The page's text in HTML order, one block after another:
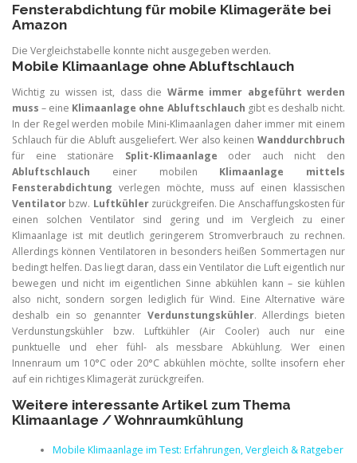
Fensterabdichtung für mobile Klimageräte bei
Amazon
Die Vergleichstabelle konnte nicht ausgegeben werden.
Mobile Klimaanlage ohne Abluftschlauch
Wichtig zu wissen ist, dass die Wärme immer abgeführt werden
muss – eine Klimaanlage ohne Abluftschlauch gibt es deshalb nicht.
In der Regel werden mobile Mini-Klimaanlagen daher immer mit einem
Schlauch für die Abluft ausgeliefert. Wer also keinen Wanddurchbruch
für eine stationäre Split-Klimaanlage oder auch nicht den
Abluftschlauch einer mobilen Klimaanlage mittels
Fensterabdichtung verlegen möchte, muss auf einen klassischen
Ventilator bzw. Luftkühlerzurückgreifen. Die Anschaffungskosten für
einen solchen Ventilator sind gering und im Vergleich zu einer
Klimaanlage ist mit deutlich geringerem Stromverbrauch zu rechnen.
Allerdings können Ventilatoren in besonders heißen Sommertagen nur
bedingt helfen. Das liegt daran, dass ein Ventilator die Luft eigentlich nur
bewegen und nicht im eigentlichen Sinne abkühlen kann – sie kühlen
also nicht, sondern sorgen lediglich für Wind. Eine Alternative wäre
deshalb ein so genannter Verdunstungskühler. Allerdings bieten
Verdunstungskühler bzw. Luftkühler (Air Cooler) auch nur eine
punktuelle und eher fühl- als messbare Abkühlung. Wer einen
Innenraum um 10°C oder 20°C abkühlen möchte, sollte insofern eher
auf ein richtiges Klimagerät zurückgreifen.
Weitere interessante Artikel zum Thema
Klimaanlage / Wohnraumkühlung
Mobile Klimaanlage im Test: Erfahrungen, Vergleich & Ratgeber